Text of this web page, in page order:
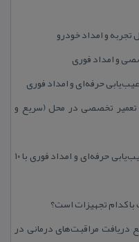
و امداد فوری
حرفه‌ای و امداد فوری
تخصصی در محل (سریع و
تعمیرگاه تخصصی كوییك در مشهد | عیب‌یابی حرفه‌ای و امداد فوری با ۱۰
دریافت مراقبت‌های درمانی در